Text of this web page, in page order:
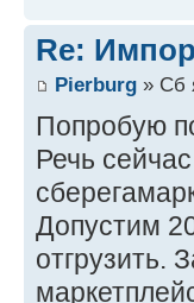
Re:
Pierburg » Сб
Попробую
Речь
Допустим
отгрузить.